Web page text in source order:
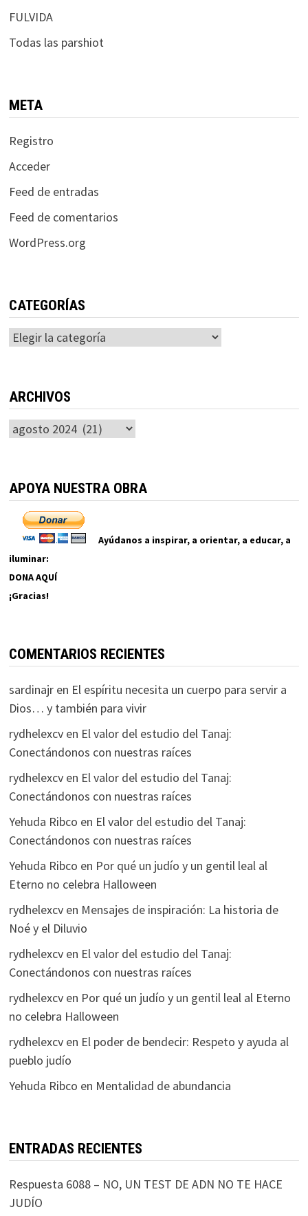
FULVIDA
Todas las parshiot
META
Registro
Acceder
Feed de entradas
Feed de comentarios
WordPress.org
CATEGORÍAS
Categorías
ARCHIVOS
Archivos
APOYA NUESTRA OBRA
Ayúdanos a inspirar, a orientar, a educar, a
iluminar:
DONA AQUÍ
¡Gracias!
COMENTARIOS RECIENTES
sardinajren El espíritu necesita un cuerpo para servir a
Dios… y también para vivir
rydhelexcven El valor del estudio del Tanaj:
Conectándonos con nuestras raíces
rydhelexcven El valor del estudio del Tanaj:
Conectándonos con nuestras raíces
Yehuda Ribco en El valor del estudio del Tanaj:
Conectándonos con nuestras raíces
Yehuda Ribco en Por qué un judío y un gentil leal al
Eterno no celebra Halloween
rydhelexcven Mensajes de inspiración: La historia de
Noé y el Diluvio
rydhelexcven El valor del estudio del Tanaj:
Conectándonos con nuestras raíces
rydhelexcven Por qué un judío y un gentil leal al Eterno
no celebra Halloween
rydhelexcven El poder de bendecir: Respeto y ayuda al
pueblo judío
Yehuda Ribco en Mentalidad de abundancia
ENTRADAS RECIENTES
Respuesta 6088 – NO, UN TEST DE ADN NO TE HACE
JUDÍO